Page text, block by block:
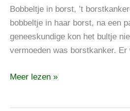
Bobbeltje in borst, ’t
bobbeltje in haar borst, na een
geneeskundige kon het bultje
vermoeden was borstkanker.
borstkanker
en
borstbiopt,
Ellen
ervaringsdeskundige
het
Meer lezen »